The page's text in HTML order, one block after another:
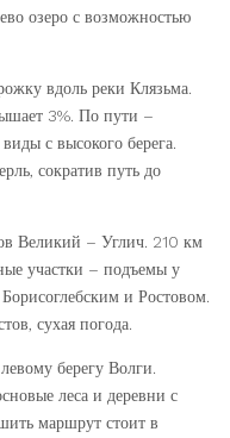
озеро с возможностью
вдоль реки Клязьма.
3%. По пути –
с высокого берега.
сократив путь до
Великий – Углич. 210 км
участки – подъемы у
и Ростовом.
сухая погода.
берегу Волги.
леса и деревни с
маршрут стоит в